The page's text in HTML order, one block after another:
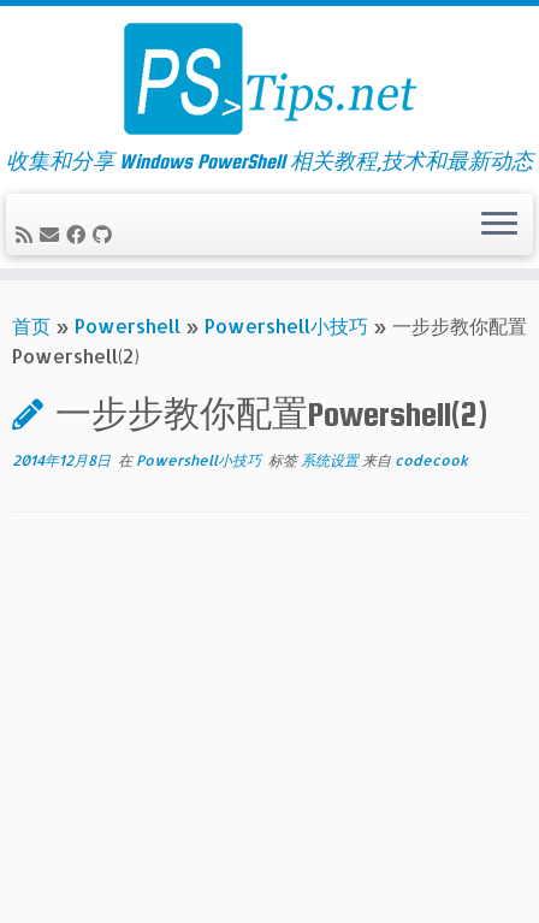
Skip
收集和分享 Windows PowerShell 相关教程,技术和最新动态
首页 » Powershell » Powershell小技巧 » 一步步教你配置
Powershell(2)
一步步教你配置Powershell(2)
2014年12月8日 在 Powershell小技巧 标签系统设置 来自 codecook